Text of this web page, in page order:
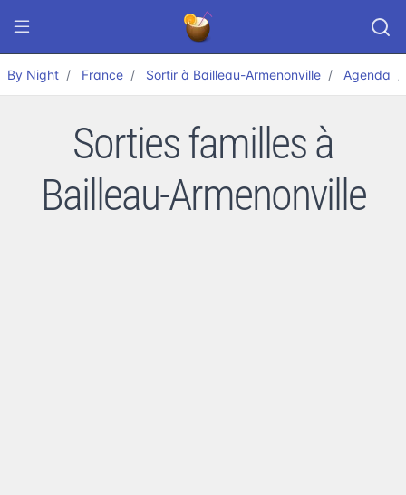
By Night France Sortir à Bailleau-Armenonville Agenda
Sorties familles à
Bailleau-Armenonville